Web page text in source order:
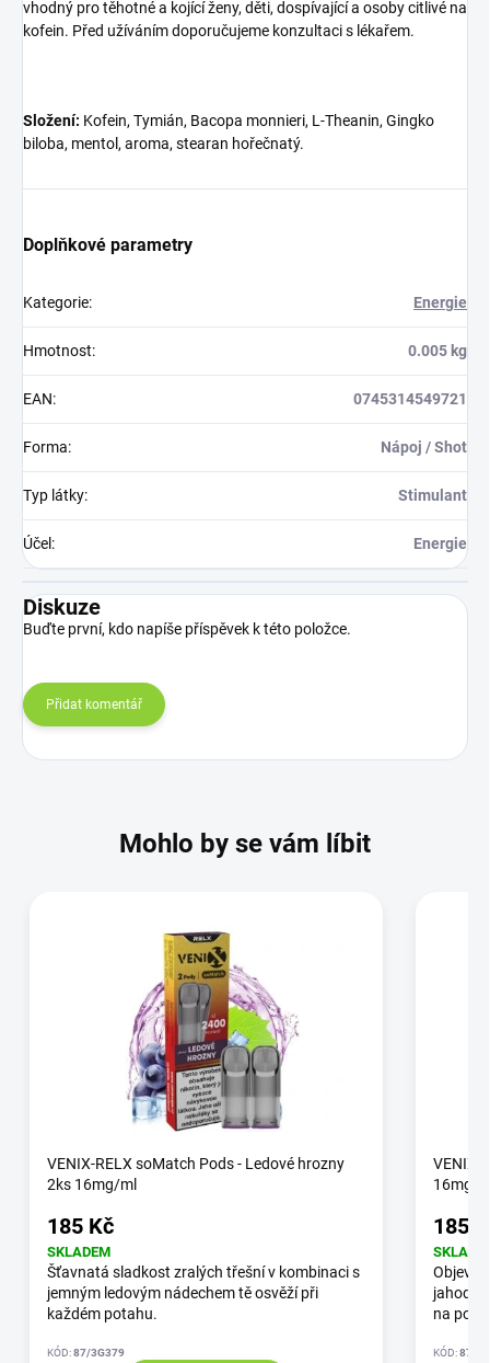
vhodný pro těhotné a kojící ženy, děti, dospívající a osoby citlivé na
kofein. Před užíváním doporučujeme konzultaci s lékařem.
Složení: Kofein, Tymián, Bacopa monnieri, L-Theanin, Gingko
biloba, mentol, aroma, stearan hořečnatý.
Doplňkové parametry
Kategorie: Energie
Hmotnost: 0.005 kg
EAN: 0745314549721
Forma: Nápoj / Shot
Typ látky: Stimulant
Účel : Energie
Diskuze
Buďte první, kdo napíše příspěvek k této položce.
Přidat komentář
Mohlo by se vám líbit
VENIX-RELX soMatch Pods - Ledové hrozny
2ks 16mg/ml
185 Kč
SKLADEM
Šťavnatá sladkost zralých třešní v kombinaci s
jemným ledovým nádechem tě osvěží při
každém potahu.
KÓD:87/3G379
VENIX-
16mg/
185
Objev
jahoda-
na pod
KÓD:87/